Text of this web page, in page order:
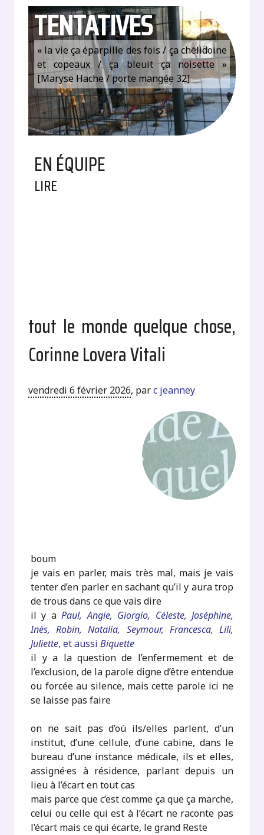
TENTATIVES
« la vie ça éparpille des fois / ça chélidoine
et copeaux / ça bleuit ça noisette »
[Maryse Hache / porte mangée 32]
EN ÉQUIPE
LIRE
tout le monde quelque chose,
Corinne Lovera Vitali
vendredi 6 février 2026, parc jeanney
boum
je vais en parler, mais très mal, mais je vais
tenter d’en parler en sachant qu’il y aura trop
de trous dans ce que vais dire
il y aPaul, Angie, Giorgio, Céleste, Joséphine,
Inès, Robin, Natalia, Seymour, Francesca, Lili,
Juliette, et aussiBiquette
il y a la question de l’enfermement et de
l’exclusion, de la parole digne d’être entendue
ou forcée au silence, mais cette parole ici ne
se laisse pas faire
on ne sait pas d’où ils/elles parlent, d’un
institut, d’une cellule, d’une cabine, dans le
bureau d’une instance médicale, ils et elles,
assigné·es à résidence, parlant depuis un
lieu à l’écart en tout cas
mais parce que c’est comme ça que ça marche,
celui ou celle qui est à l’écart ne raconte pas
l’écart mais ce qui écarte, le grand Reste